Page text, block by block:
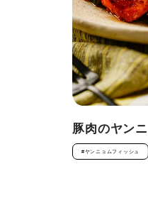
豚肉のヤン
#ヤンニョムフィッシュ